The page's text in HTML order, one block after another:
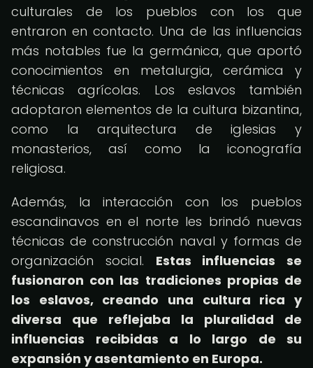
culturales de los pueblos con los que
entraron en contacto. Una de las influencias
más notables fue la germánica, que aportó
conocimientos en metalurgia, cerámica y
técnicas agrícolas. Los eslavos también
adoptaron elementos de la cultura bizantina,
como la arquitectura de iglesias y
monasterios, así como la iconografía
religiosa.
Además, la interacción con los pueblos
escandinavos en el norte les brindó nuevas
técnicas de construcción naval y formas de
organización social. Estas influencias se
fusionaron con las tradiciones propias de
los eslavos, creando una cultura rica y
diversa que reflejaba la pluralidad de
influencias recibidas a lo largo de su
expansión y asentamiento en Europa.